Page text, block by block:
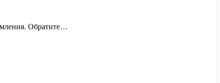
Обратите…